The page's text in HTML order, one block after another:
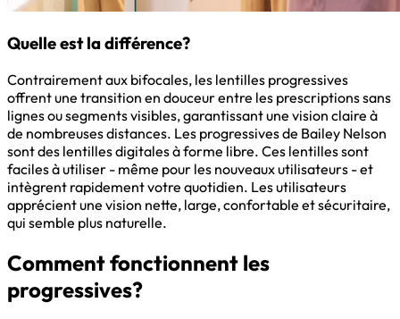
Quelle est la différence?
Contrairement aux bifocales, les lentilles progressives
offrent une transition en douceur entre les prescriptions sans
lignes ou segments visibles, garantissant une vision claire à
de nombreuses distances. Les progressives de Bailey Nelson
sont des lentilles digitales à forme libre. Ces lentilles sont
faciles à utiliser - même pour les nouveaux utilisateurs - et
intègrent rapidement votre quotidien. Les utilisateurs
apprécient une vision nette, large, confortable et sécuritaire,
qui semble plus naturelle.
Comment fonctionnent les
progressives?